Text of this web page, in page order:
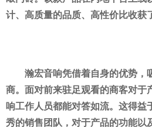
计、高质量的品质、高性价比收获
瀚宏音响凭借着自身的优势，
商。面对前来驻足观看的商客对于
响工作人员都能对答如流。这得益
秀的销售团队，对于产品的功能以